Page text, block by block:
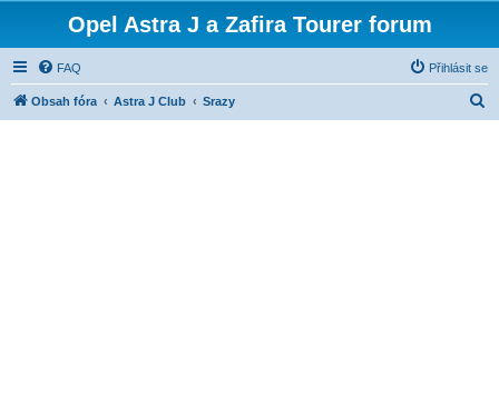
Opel Astra J a Zafira Tourer forum
FAQ Přihlásit se
Obsah fóra Astra J Club Srazy